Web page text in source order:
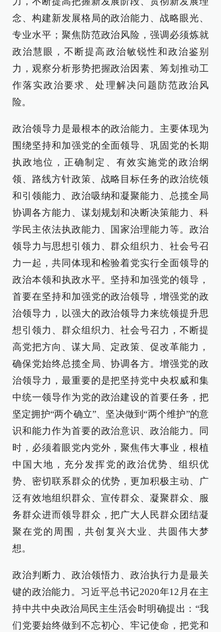
念、构建新发展格局的政治能力、战略眼光、
专业水平；聚焦防范政治风险，强调必须炼就
政治慧眼，不断提高政治敏锐性和政治鉴别
力，观察分析形势把握政治因素、筹划推动工
作落实政治要求、处理解决问题防范政治风
险。
政治领导力是最根本的政治能力。主要体现为
围绕坚持和加强党的全面领导、巩固党的长期
执政地位，正确制定、有效实施党的政治纲
领、路线方针政策、战略目标任务的政治统领
和引领能力、政治吸纳和凝聚能力、总揽全局
协调各方能力、谋划规划和决断决策能力、科
学民主依法执政能力、国家治理能力等。政治
领导力与思想引领力、群众组织力、社会号召
力一起，共同体现和检验着党实行全面领导的
政治本领和执政水平。坚持和加强党的领导，
首要在坚持和加强党的政治领导，增强党的政
治领导力，以强大的政治领导力来统领提升思
想引领力、群众组织力、社会号召力，不断提
高党把方向、谋大局、定政策、促改革能力，
确保党始终总揽全局、协调各方。增强党的政
治领导力，最重要的是把坚持党中央权威和集
中统一领导作为党的政治建设的首要任务，把
坚定拥护“两个确立”、坚决做到“两个维护”的意
识和能力作为首要的政治意识、政治能力。同
时，必须着眼党内党外，聚焦伟大事业，根植
中国大地，充分发挥党的政治优势、组织优
势、密切联系群众的优势，更加积极主动、广
泛有效地组织群众、宣传群众、凝聚群众、服
务群众进而领导群众，把广大人民群众团结凝
聚在党的周围，共创复兴大业、共圆伟大梦
想。
政治判断力、政治领悟力、政治执行力是最关
键的政治能力。习近平总书记2020年12月在主
持中共中央政治局民主生活会时明确提出：“我
们党要始终做到不忘初心、牢记使命，把党和